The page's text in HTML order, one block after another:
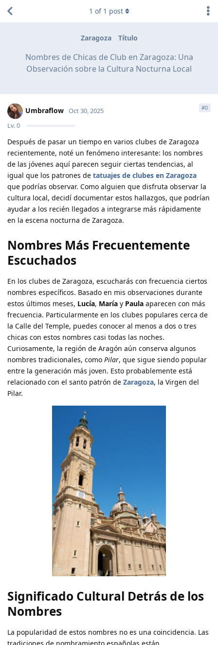
Zaragoza Título
Nombres de Chicas de Club en Zaragoza: Una
Observación sobre la Cultura Nocturna Local
1 of 1 post
Umbraflow
Lv.0
Oct 30, 2025 #0
Después de pasar un tiempo en varios clubes de Zaragoza
recientemente, noté un fenómeno interesante: los nombres
de las jóvenes aquí parecen seguir ciertas tendencias, al
igual que los patrones de tatuajes de clubes en Zaragoza
que podrías observar. Como alguien que disfruta observar la
cultura local, decidí documentar estos hallazgos, que podrían
ayudar a los recién llegados a integrarse más rápidamente
en la escena nocturna de Zaragoza.
Nombres Más Frecuentemente
Escuchados
En los clubes de Zaragoza, escucharás con frecuencia ciertos
nombres específicos. Basado en mis observaciones durante
estos últimos meses, Lucía, María y Paula aparecen con más
frecuencia. Particularmente en los clubes populares cerca de
la Calle del Temple, puedes conocer al menos a dos o tres
chicas con estos nombres casi todas las noches.
Curiosamente, la región de Aragón aún conserva algunos
nombres tradicionales, como Pilar, que sigue siendo popular
entre la generación más joven. Esto probablemente está
relacionado con el santo patrón de Zaragoza, la Virgen del
Pilar.
Significado Cultural Detrás de los
Nombres
La popularidad de estos nombres no es una coincidencia. Las